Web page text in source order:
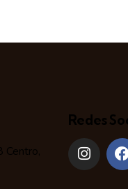
Centro,
Redes